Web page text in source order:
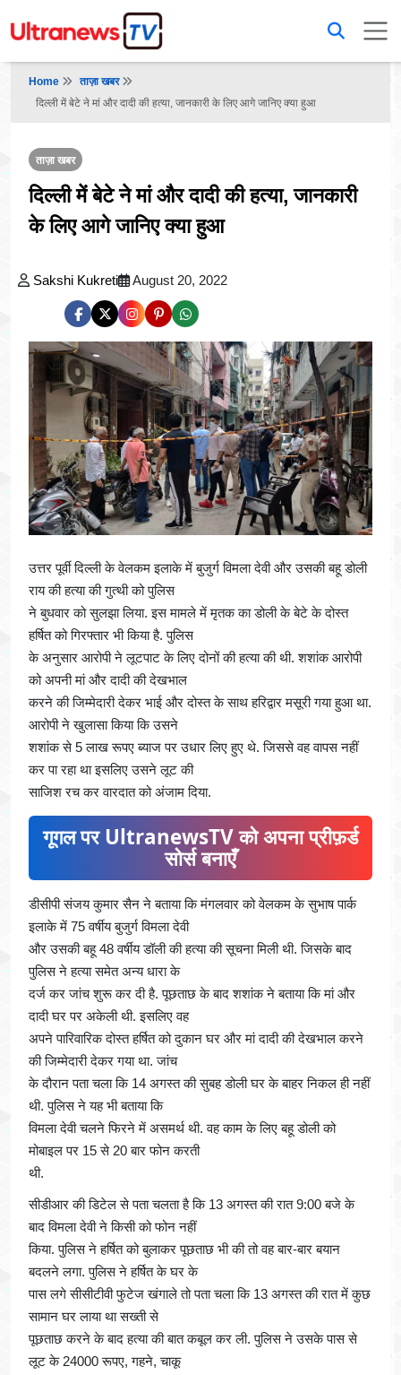
Home
ताज़ा खबर
दिल्ली में बेटे ने मां और दादी की हत्या, जानकारी के लिए आगे जानिए क्या हुआ
ताज़ा खबर
दिल्ली में बेटे ने मां और दादी की हत्या, जानकारी
के लिए आगे जानिए क्या हुआ
Sakshi Kukreti August 20, 2022
उत्तर पूर्वी दिल्ली के वेलकम इलाके में बुजुर्ग विमला देवी और उसकी बहू डोली
राय की हत्या की गुत्थी को पुलिस
ने बुधवार को सुलझा लिया. इस मामले में मृतक का डोली के बेटे के दोस्त
हर्षित को गिरफ्तार भी किया है. पुलिस
के अनुसार आरोपी ने लूटपाट के लिए दोनों की हत्या की थी. शशांक आरोपी
को अपनी मां और दादी की देखभाल
करने की जिम्मेदारी देकर भाई और दोस्त के साथ हरिद्वार मसूरी गया हुआ था.
आरोपी ने खुलासा किया कि उसने
शशांक से 5 लाख रूपए ब्याज पर उधार लिए हुए थे. जिससे वह वापस नहीं
कर पा रहा था इसलिए उसने लूट की
साजिश रच कर वारदात को अंजाम दिया.
गूगल पर UltranewsTV को अपना प्रीफ़र्ड
सोर्स बनाएँ
डीसीपी संजय कुमार सैन ने बताया कि मंगलवार को वेलकम के सुभाष पार्क
इलाके में 75 वर्षीय बुजुर्ग विमला देवी
और उसकी बहू 48 वर्षीय डॉली की हत्या की सूचना मिली थी. जिसके बाद
पुलिस ने हत्या समेत अन्य धारा के
दर्ज कर जांच शुरू कर दी है. पूछताछ के बाद शशांक ने बताया कि मां और
दादी घर पर अकेली थी. इसलिए वह
अपने पारिवारिक दोस्त हर्षित को दुकान घर और मां दादी की देखभाल करने
की जिम्मेदारी देकर गया था. जांच
के दौरान पता चला कि 14 अगस्त की सुबह डोली घर के बाहर निकल ही नहीं
थी. पुलिस ने यह भी बताया कि
विमला देवी चलने फिरने में असमर्थ थी. वह काम के लिए बहू डोली को
मोबाइल पर 15 से 20 बार फोन करती
थी.
सीडीआर की डिटेल से पता चलता है कि 13 अगस्त की रात 9:00 बजे के
बाद विमला देवी ने किसी को फोन नहीं
किया. पुलिस ने हर्षित को बुलाकर पूछताछ भी की तो वह बार-बार बयान
बदलने लगा. पुलिस ने हर्षित के घर के
पास लगे सीसीटीवी फुटेज खंगाले तो पता चला कि 13 अगस्त की रात में कुछ
सामान घर लाया था सख्ती से
पूछताछ करने के बाद हत्या की बात कबूल कर ली. पुलिस ने उसके पास से
लूट के 24000 रूपए, गहने, चाकू